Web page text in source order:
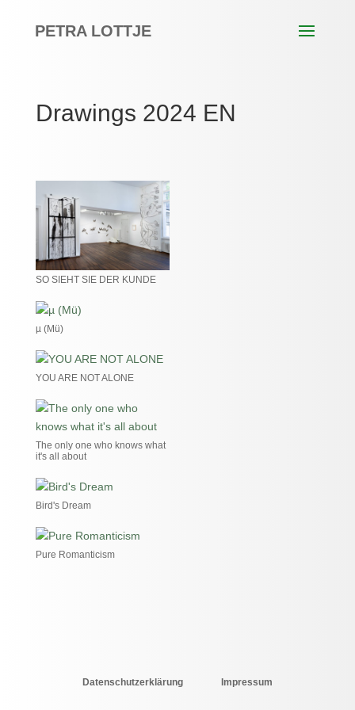
PETRA LOTTJE
Drawings 2024 EN
SO SIEHT SIE DER KUNDE
µ (Mü)
YOU ARE NOT ALONE
The only one who knows what
it's all about
Bird's Dream
Pure Romanticism
Datenschutzerklärung Impressum